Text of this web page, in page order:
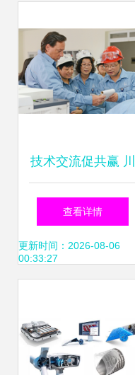
办
技术交流促共赢 川
维化工与主要外贸
伙伴深化合作
查看详情
更新时间：2026-08-06
00:33:27